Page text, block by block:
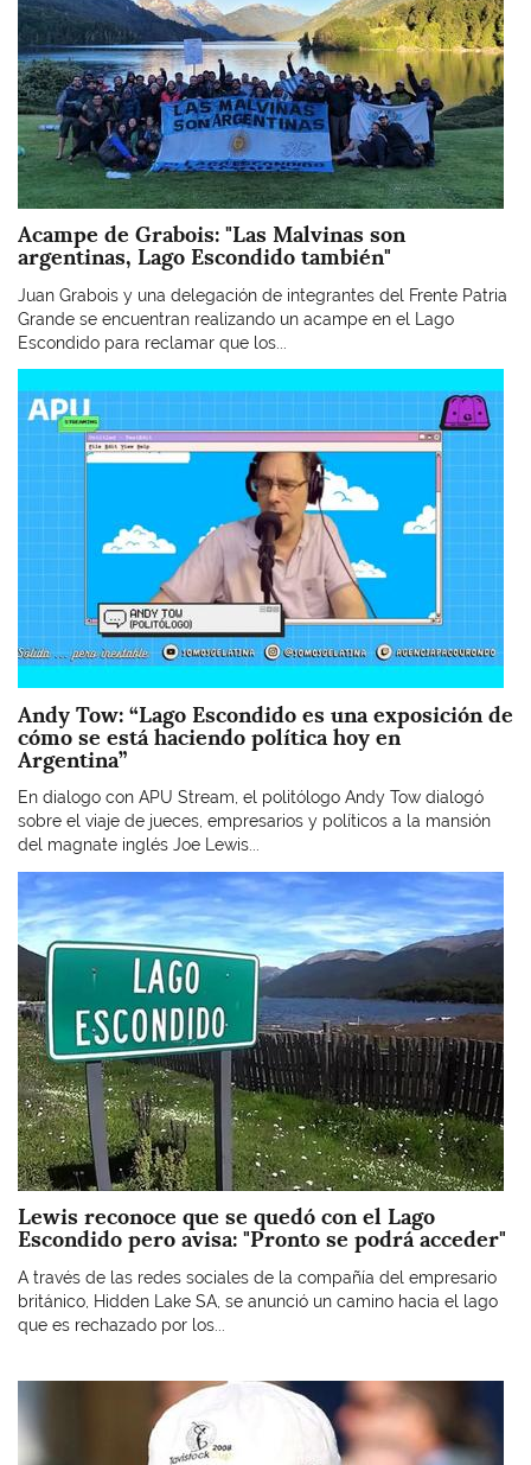
Acampe de Grabois: "Las Malvinas son
argentinas, Lago Escondido también"
Juan Grabois y una delegación de integrantes del Frente Patria
Grande se encuentran realizando un acampe en el Lago
Escondido para reclamar que los...
Andy Tow: “Lago Escondido es una exposición de
cómo se está haciendo política hoy en
Argentina”
En dialogo con APU Stream, el politólogo Andy Tow dialogó
sobre el viaje de jueces, empresarios y políticos a la mansión
del magnate inglés Joe Lewis...
Imagen
Lewis reconoce que se quedó con el Lago
Escondido pero avisa: "Pronto se podrá acceder"
A través de las redes sociales de la compañía del empresario
británico, Hidden Lake SA, se anunció un camino hacia el lago
que es rechazado por los...